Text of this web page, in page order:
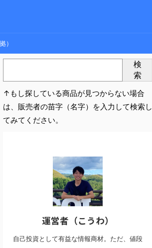
）
検
索
↑もし探している商品が見つからない場合
は、販売者の苗字（名字）を入力して検索し
てみてください。
運営者（こうわ）
自己投資として有益な情報商材。ただ、値段